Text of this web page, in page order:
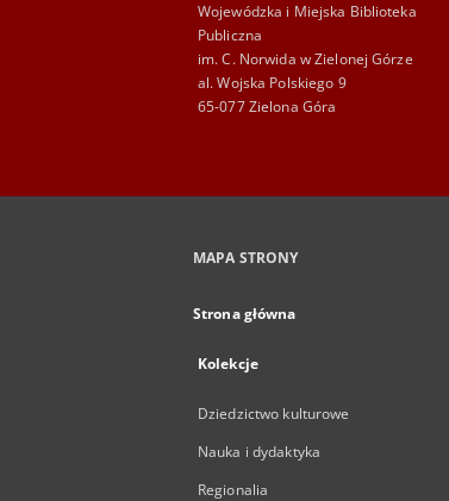
Wojewódzka i Miejska Biblioteka
Publiczna
im. C. Norwida w Zielonej Górze
al. Wojska Polskiego 9
65-077 Zielona Góra
MAPA STRONY
Strona główna
Kolekcje
Dziedzictwo kulturowe
Nauka i dydaktyka
Regionalia